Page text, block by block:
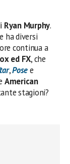
Ryan Murphy.
ha diversi
continua a
ed FX, che
,Posee
American
stagioni?